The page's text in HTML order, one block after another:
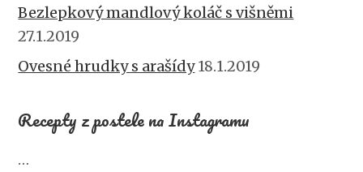
Bezlepkový mandlový koláč s višněmi
27.1.2019
Ovesné hrudky s arašídy18.1.2019
Recepty z postele na Instagramu
…